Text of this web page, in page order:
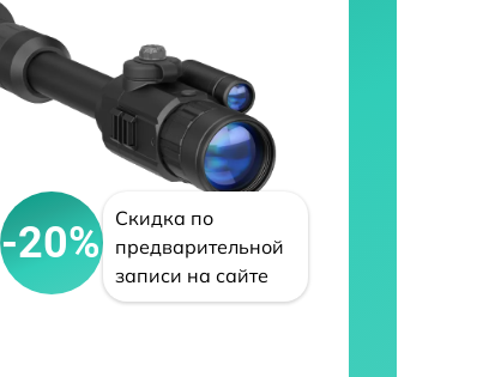
-20%
Скидка по
предварительной
записи на сайте